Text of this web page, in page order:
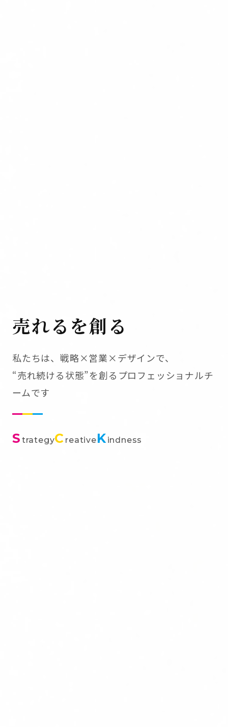
売れるを創る
私たちは、戦略×営業×デザインで、
“売れ続ける状態”を創るプロフェッショナルチ
ームです
S trategyC reativeKindness